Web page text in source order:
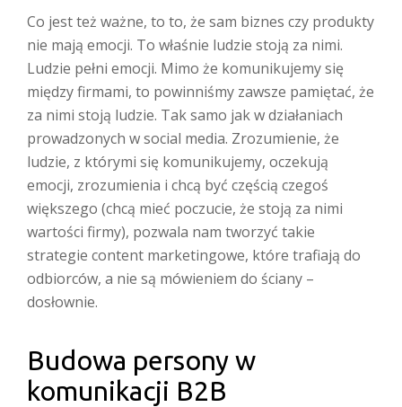
Co jest też ważne, to to, że sam biznes czy produkty
nie mają emocji. To właśnie ludzie stoją za nimi.
Ludzie pełni emocji. Mimo że komunikujemy się
między firmami, to powinniśmy zawsze pamiętać, że
za nimi stoją ludzie. Tak samo jak w działaniach
prowadzonych w social media. Zrozumienie, że
ludzie, z którymi się komunikujemy, oczekują
emocji, zrozumienia i chcą być częścią czegoś
większego (chcą mieć poczucie, że stoją za nimi
wartości firmy), pozwala nam tworzyć takie
strategie content marketingowe, które trafiają do
odbiorców, a nie są mówieniem do ściany –
dosłownie.
Budowa persony w
komunikacji B2B